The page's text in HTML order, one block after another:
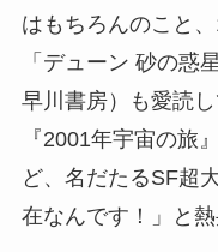
はもちろんのこと
「デューン 砂の惑
早川書房）も愛読
『2001年宇宙の旅
ど、名だたるSF超
在なんです！」と熱